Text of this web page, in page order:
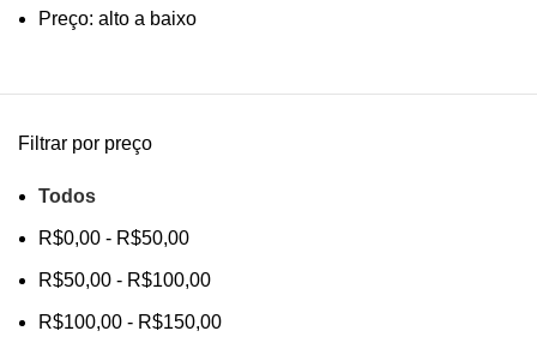
Preço: alto a baixo
Filtrar por preço
Todos
R$0,00 - R$50,00
R$50,00 - R$100,00
R$100,00 - R$150,00